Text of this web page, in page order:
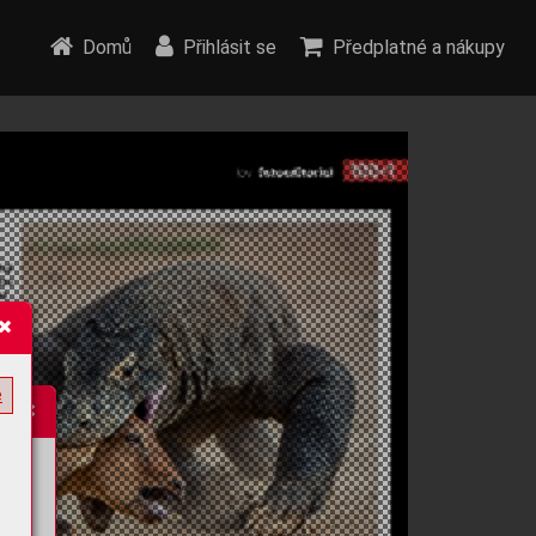
Domů Přihlásit se Předplatné a nákupy